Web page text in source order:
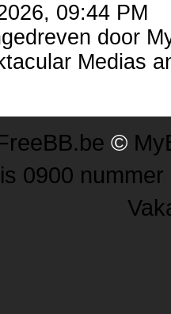
09:44 PM
door
Medias
©
0900 nummer